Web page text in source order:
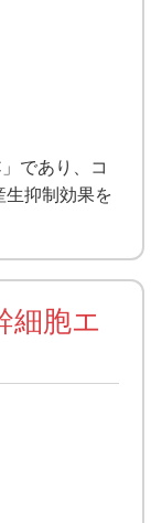
であり、コ
生抑制効果を
細胞エ